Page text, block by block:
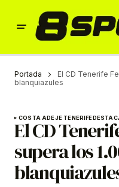
Portada
El CD Tenerife
blanquiazules
COSTA ADEJE TENERIFE
El CD
supera los